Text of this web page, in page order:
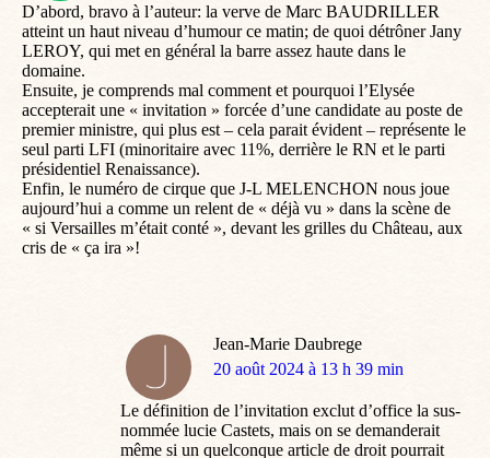
D’abord, bravo à l’auteur: la verve de Marc BAUDRILLER
atteint un haut niveau d’humour ce matin; de quoi détrôner Jany
LEROY, qui met en général la barre assez haute dans le
domaine.
Ensuite, je comprends mal comment et pourquoi l’Elysée
accepterait une « invitation » forcée d’une candidate au poste de
premier ministre, qui plus est – cela parait évident – représente le
seul parti LFI (minoritaire avec 11%, derrière le RN et le parti
présidentiel Renaissance).
Enfin, le numéro de cirque que J-L MELENCHON nous joue
aujourd’hui a comme un relent de « déjà vu » dans la scène de
« si Versailles m’était conté », devant les grilles du Château, aux
cris de « ça ira »!
Jean-Marie Daubrege
dit
20 août 2024 à 13 h 39 min
Le définition de l’invitation exclut d’office la sus-
nommée lucie Castets, mais on se demanderait
même si un quelconque article de droit pourrait